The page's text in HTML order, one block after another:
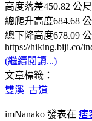
高度落差450.82 公尺
總爬升高度684.68
總下降高度678.09
https://hiking.biji.co/
(繼續閱讀...)
文章標籤：
雙溪 古道
imNanako 發表在 痞